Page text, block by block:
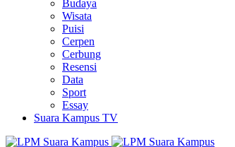
Budaya
Wisata
Puisi
Cerpen
Cerbung
Resensi
Data
Sport
Essay
Suara Kampus TV